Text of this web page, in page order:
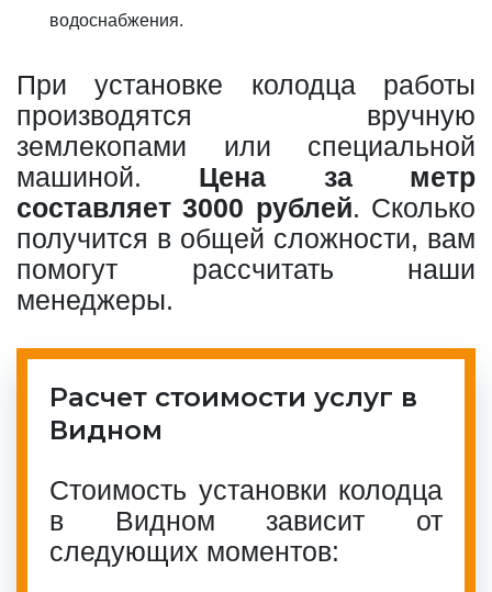
водоснабжения.
При установке колодца работы
производятся вручную
землекопами или специальной
машиной. Цена за метр
составляет 3000 рублей. Сколько
получится в общей сложности, вам
помогут рассчитать наши
менеджеры.
Расчет стоимости услуг в
Видном
Стоимость установки колодца
в Видном зависит от
следующих моментов: